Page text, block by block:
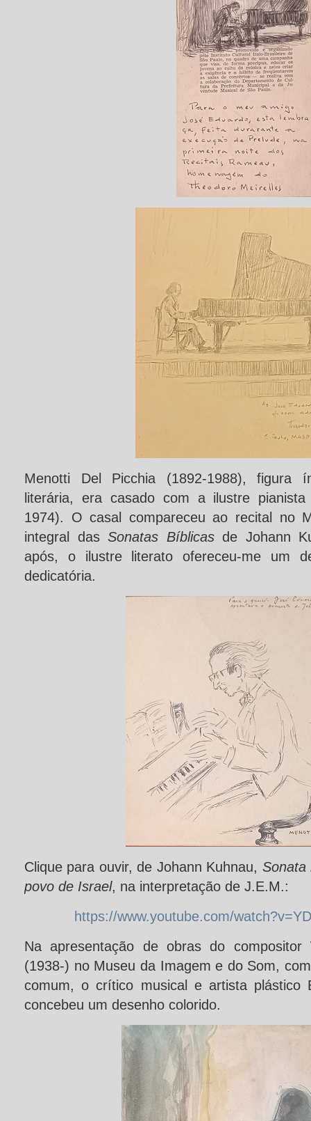
Menotti Del Picchia (1892-1988), figura
literária, era casado com a ilustre
1974). O casal compareceu ao recital no
integral das Sonatas Bíblicasde Johann
após, o ilustre literato ofereceu-me um
dedicatória.
Clique para ouvir, de Johann Kuhnau, Sonata
povo de Israel, na interpretação de J.E.M.:
https://www.youtube.com/
Na apresentação de obras do compositor
(1938-) no Museu da Imagem e do Som,
comum, o crítico musical e artista plástico
concebeu um desenho colorido.